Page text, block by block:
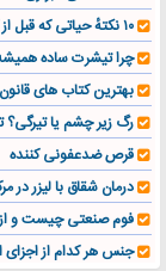
۱۰ نکتهٔ حیاتی که قبل از کاشت ایمپلنت باید بدانید!
چرا تیشرت ساده
بهترین کتاب های
رگ زیر چشم یا
قرص ضدعفونی کننده
درمان شقاق با لیزر در
فوم صنعتی چیست و از
جنس هر کدام از